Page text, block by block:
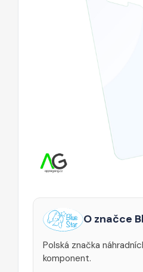
O značce
Polská značka
komponent.